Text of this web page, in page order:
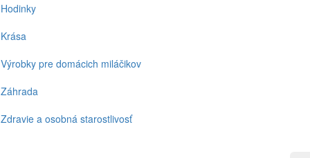
Hodinky
Krása
Výrobky pre domácich miláčikov
Záhrada
Zdravie a osobná starostlivosť